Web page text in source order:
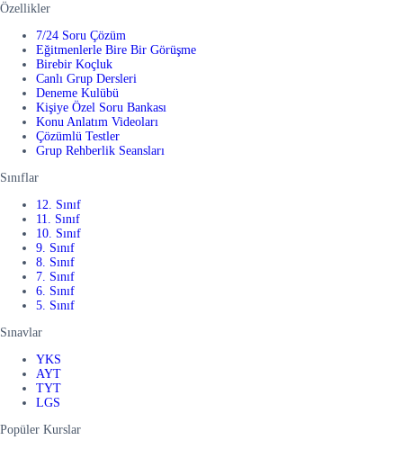
Özellikler
7/24 Soru Çözüm
Eğitmenlerle Bire Bir Görüşme
Birebir Koçluk
Canlı Grup Dersleri
Deneme Kulübü
Kişiye Özel Soru Bankası
Konu Anlatım Videoları
Çözümlü Testler
Grup Rehberlik Seansları
Sınıflar
12. Sınıf
11. Sınıf
10. Sınıf
9. Sınıf
8. Sınıf
7. Sınıf
6. Sınıf
5. Sınıf
Sınavlar
YKS
AYT
TYT
LGS
Popüler Kurslar